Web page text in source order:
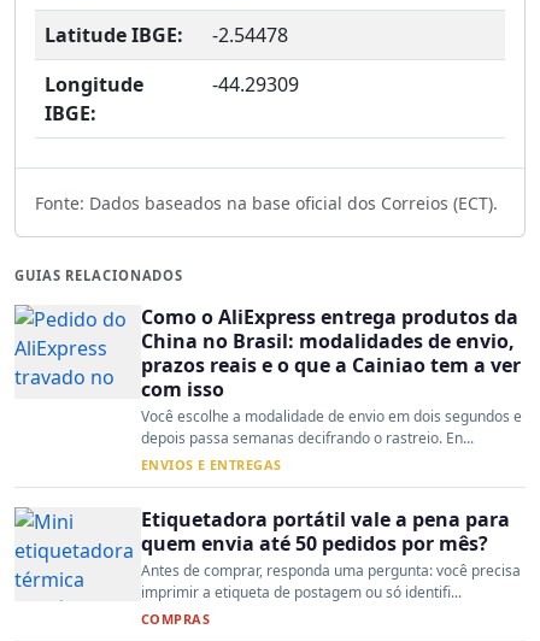
Latitude IBGE:
-2.54478
Longitude
IBGE:
-44.29309
Fonte: Dados baseados na base oficial dos Correios (ECT).
GUIAS RELACIONADOS
Como o AliExpress entrega produtos da
China no Brasil: modalidades de envio,
prazos reais e o que a Cainiao tem a ver
com isso
Você escolhe a modalidade de envio em dois segundos e
depois passa semanas decifrando o rastreio. En...
ENVIOS E ENTREGAS
Etiquetadora portátil vale a pena para
quem envia até 50 pedidos por mês?
Antes de comprar, responda uma pergunta: você precisa
imprimir a etiqueta de postagem ou só identifi...
COMPRAS